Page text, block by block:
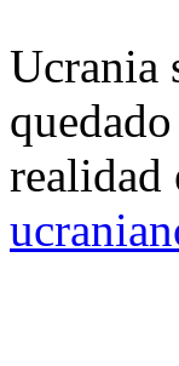
Ucrania
realidad